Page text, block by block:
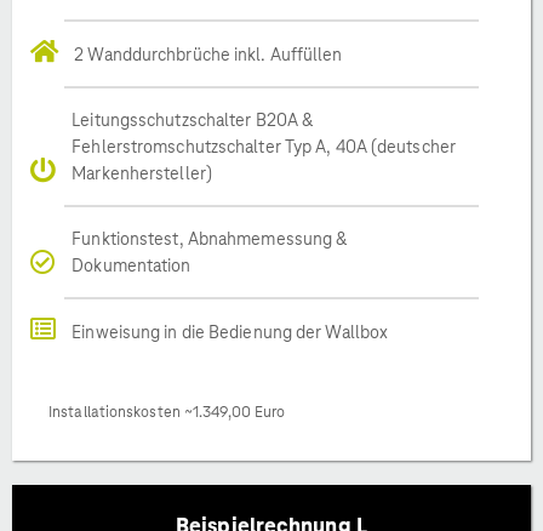
2 Wanddurchbrüche inkl. Auffüllen
Leitungsschutzschalter B20A &
Fehlerstromschutzschalter Typ A, 40A (deutscher
Markenhersteller)
Funktionstest, Abnahmemessung &
Dokumentation
Einweisung in die Bedienung der Wallbox
Installationskosten ~1.349,00 Euro